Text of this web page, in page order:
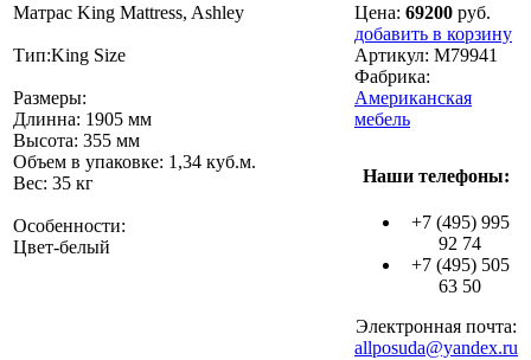
Матрас King Mattress, Ashley
Тип:King Size
Размеры:
Длинна: 1905 мм
Высота: 355 мм
Объем в упаковке: 1,34 куб.м.
Вес: 35 кг
Особенности:
Цвет-белый
Цена: 69200 руб.
добавить в корзину
Артикул: M79941
Фабрика:
Американская
мебель
Наши телефоны:
+7 (495) 995
92 74
+7 (495) 505
63 50
Электронная почта:
allposuda@yandex.ru